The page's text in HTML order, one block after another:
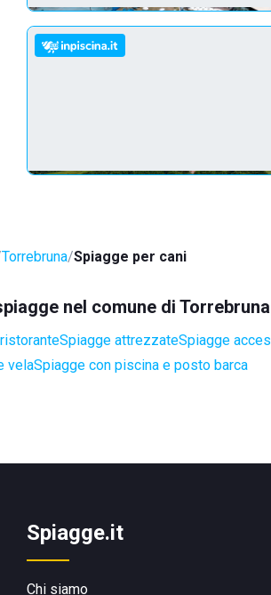
Torrebruna Spiagge per cani
nel comune di Torrebruna
Spiagge attrezzateSpiagge
velaSpiagge con piscina e posto barca
Spiagge.it
Chi siamo